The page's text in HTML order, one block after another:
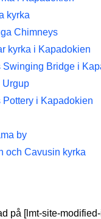
kyrka
Chimneys
kyrka i Kapadokien
Swinging Bridge i
Urgup
Pottery i Kapadokien
by
och Cavusin kyrka
på [lmt-site-